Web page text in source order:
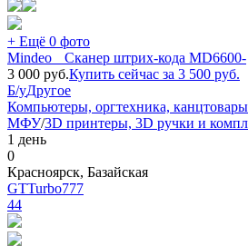
+ Ещё 0 фото
Mindeo Сканер штрих-кода MD6600-
3 000 руб.Купить сейчас за 3 500 руб.
Б/уДругое
Компьютеры, оргтехника, канцтовары
МФУ/3D принтеры, 3D ручки и
1 день
0
Красноярск, Базайская
GTTurbo777
44